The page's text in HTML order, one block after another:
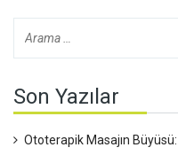
Son Yazılar
Ototerapik Masajın